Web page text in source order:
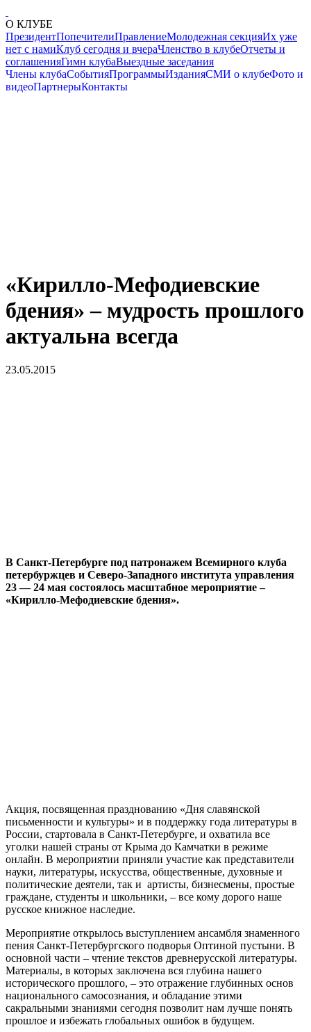
О КЛУБЕ
ПрезидентПопечителиПравлениеМолодежная секцияИх уже
нет с намиКлуб сегодня и вчераЧленство в клубеОтчеты и
соглашенияГимн клубаВыездные заседания
Члены клубаСобытияПрограммыИзданияСМИ о клубеФото и
видеоПартнерыКонтакты
«Кирилло-Мефодиевские
бдения» – мудрость прошлого
актуальна всегда
23.05.2015
В Санкт-Петербурге под патронажем Всемирного клуба
петербуржцев и Северо-Западного института управления
23 — 24 мая состоялось масштабное мероприятие –
«Кирилло-Мефодиевские бдения».
Акция, посвященная празднованию «Дня славянской
письменности и культуры» и в поддержку года литературы в
России, стартовала в Санкт-Петербурге, и охватила все
уголки нашей страны от Крыма до Камчатки в режиме
онлайн. В мероприятии приняли участие как представители
науки, литературы, искусства, общественные, духовные и
политические деятели, так и артисты, бизнесмены, простые
граждане, студенты и школьники, – все кому дорого наше
русское книжное наследие.
Мероприятие открылось выступлением ансамбля знаменного
пения Санкт-Петербургского подворья Оптиной пустыни. В
основной части – чтение текстов древнерусской литературы.
Материалы, в которых заключена вся глубина нашего
исторического прошлого, – это отражение глубинных основ
национального самосознания, и обладание этими
сакральными знаниями сегодня позволит нам лучше понять
прошлое и избежать глобальных ошибок в будущем.